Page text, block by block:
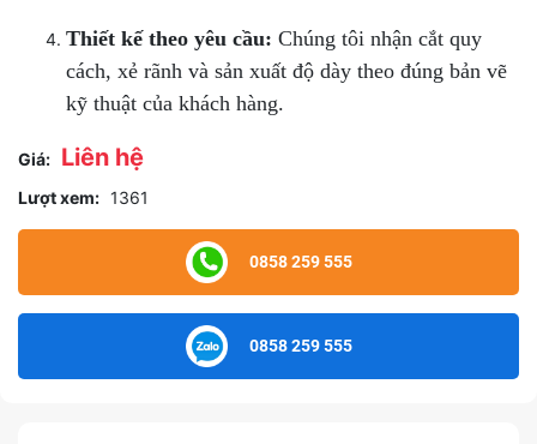
Thiết kế theo yêu cầu: Chúng tôi nhận cắt quy
cách, xẻ rãnh và sản xuất độ dày theo đúng bản vẽ
kỹ thuật của khách hàng.
Giá: Liên hệ
Lượt xem: 1361
0858 259 555
0858 259 555